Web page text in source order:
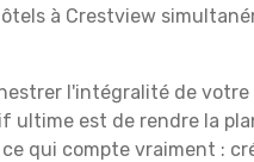
à Crestview
l'intégralité de votre
ultime est de rendre la
qui compte vraiment :